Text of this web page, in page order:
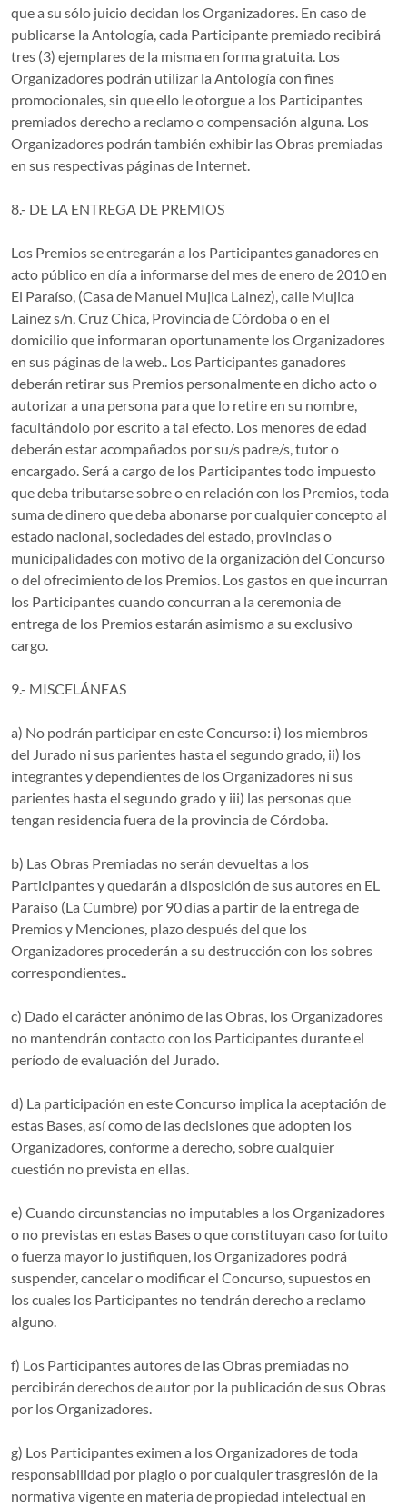
que a su sólo juicio decidan los Organizadores. En caso de
publicarse la Antología, cada Participante premiado recibirá
tres (3) ejemplares de la misma en forma gratuita. Los
Organizadores podrán utilizar la Antología con fines
promocionales, sin que ello le otorgue a los Participantes
premiados derecho a reclamo o compensación alguna. Los
Organizadores podrán también exhibir las Obras premiadas
en sus respectivas páginas de Internet.
8.- DE LA ENTREGA DE PREMIOS
Los Premios se entregarán a los Participantes ganadores en
acto público en día a informarse del mes de enero de 2010 en
El Paraíso, (Casa de Manuel Mujica Lainez), calle Mujica
Lainez s/n, Cruz Chica, Provincia de Córdoba o en el
domicilio que informaran oportunamente los Organizadores
en sus páginas de la web.. Los Participantes ganadores
deberán retirar sus Premios personalmente en dicho acto o
autorizar a una persona para que lo retire en su nombre,
facultándolo por escrito a tal efecto. Los menores de edad
deberán estar acompañados por su/s padre/s, tutor o
encargado. Será a cargo de los Participantes todo impuesto
que deba tributarse sobre o en relación con los Premios, toda
suma de dinero que deba abonarse por cualquier concepto al
estado nacional, sociedades del estado, provincias o
municipalidades con motivo de la organización del Concurso
o del ofrecimiento de los Premios. Los gastos en que incurran
los Participantes cuando concurran a la ceremonia de
entrega de los Premios estarán asimismo a su exclusivo
cargo.
9.- MISCELÁNEAS
a) No podrán participar en este Concurso: i) los miembros
del Jurado ni sus parientes hasta el segundo grado, ii) los
integrantes y dependientes de los Organizadores ni sus
parientes hasta el segundo grado y iii) las personas que
tengan residencia fuera de la provincia de Córdoba.
b) Las Obras Premiadas no serán devueltas a los
Participantes y quedarán a disposición de sus autores en EL
Paraíso (La Cumbre) por 90 días a partir de la entrega de
Premios y Menciones, plazo después del que los
Organizadores procederán a su destrucción con los sobres
correspondientes..
c) Dado el carácter anónimo de las Obras, los Organizadores
no mantendrán contacto con los Participantes durante el
período de evaluación del Jurado.
d) La participación en este Concurso implica la aceptación de
estas Bases, así como de las decisiones que adopten los
Organizadores, conforme a derecho, sobre cualquier
cuestión no prevista en ellas.
e) Cuando circunstancias no imputables a los Organizadores
o no previstas en estas Bases o que constituyan caso fortuito
o fuerza mayor lo justifiquen, los Organizadores podrá
suspender, cancelar o modificar el Concurso, supuestos en
los cuales los Participantes no tendrán derecho a reclamo
alguno.
f) Los Participantes autores de las Obras premiadas no
percibirán derechos de autor por la publicación de sus Obras
por los Organizadores.
g) Los Participantes eximen a los Organizadores de toda
responsabilidad por plagio o por cualquier trasgresión de la
normativa vigente en materia de propiedad intelectual en